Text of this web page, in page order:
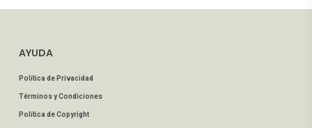
AYUDA
Política de Privacidad
Términos y Condiciones
Política de Copyright